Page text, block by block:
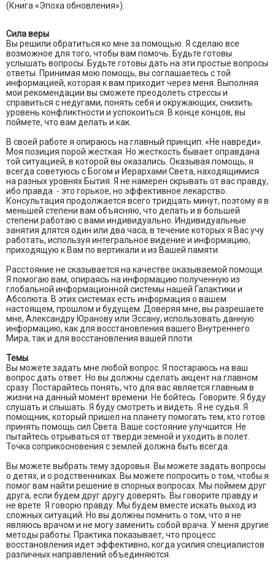
(Книга «Эпоха обновления»).
Сила веры
Вы решили обратиться ко мне за помощью. Я сделаю все
возможное для того, чтобы вам помочь. Будьте готовы
услышать вопросы. Будьте готовы дать на эти простые вопросы
ответы. Принимая мою помощь, вы соглашаетесь с той
информацией, которая к вам приходит через меня. Выполняя
мои рекомендации вы сможете преодолеть стрессы и
справиться с недугами, понять себя и окружающих, снизить
уровень конфликтности и успокоиться. В конце концов, вы
поймете, что вам делать и как.
В своей работе я опираюсь на главный принцип: «Не навреди».
Моя позиция порой жесткая. Но жесткость бывает оправдана
той ситуацией, в которой вы оказались. Оказывая помощь, я
всегда советуюсь с Богом и Иерархами Света, находящимися
на разных уровнях Бытия. Я не намерен скрывать от вас правду,
ибо правда - это горькое, но эффективное лекарство.
Консультация продолжается всего тридцать минут, поэтому я в
меньшей степени вам объясняю, что делать и в большей
степени работаю с вами индивидуально. Индивидуальные
занятия длятся один или два часа, в течение которых я Вас учу
работать, используя интегральное видение и информацию,
приходящую к Вам по вертикали и из Вашей памяти.
Расстояние не сказывается на качестве оказываемой помощи.
Я помогаю вам, опираясь на информацию полученную из
глобальной информационной системы нашей Галактики и
Абсолюта. В этих системах есть информация о вашем
настоящем, прошлом и будущем. Доверяя мне, вы разрешаете
мне, Александру Юранову или Эссану, использовать данную
информацию, как для восстановления вашего Внутреннего
Мира, так и для восстановления вашей плоти.
Темы
Вы можете задать мне любой вопрос. Я постараюсь на ваш
вопрос дать ответ. Но вы должны сделать акцент на главном
сразу. Постарайтесь понять, что для вас является главным в
жизни на данный момент времени. Не бойтесь. Говорите. Я буду
слушать и слышать. Я буду смотреть и видеть. Я не судья. Я
помощник, который пришел на планету помогать тем, кто готов
принять помощь сил Света. Ваше состояние улучшится. Не
пытайтесь отрываться от тверди земной и уходить в полет.
Точка соприкосновения с землей должна быть всегда.
Вы можете выбрать тему здоровья. Вы можете задать вопросы
о детях, и о родственниках. Вы можете попросить о том, чтобы я
помог вам найти решение в спорных вопросах. Мы поймем друг
друга, если будем друг другу доверять. Вы говорите правду и
не врете. Я говорю правду. Мы будем вместе искать выход из
сложных ситуаций. Но вы должны помнить о том, что я не
являюсь врачом и не могу заменить собой врача. У меня другие
методы работы. Практика показывает, что процесс
восстановления идет эффективно, когда усилия специалистов
различных направлений объединяются.